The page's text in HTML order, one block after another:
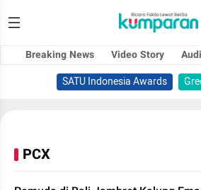
Breaking News Video Story
SATU Indonesia Awards
PCX